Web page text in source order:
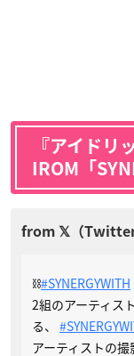
『アイドリ
IROM「
⛓️#SYNERGYWITH
2組のアーティス
る、
アーティストの